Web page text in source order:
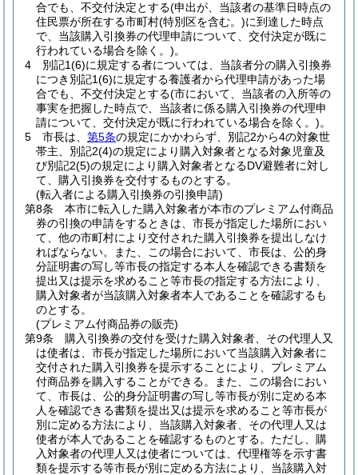
合でも、不交付決定とする(申出が、当該者の基準日時点の
住民票が所在する市町村(特別区を含む。)に到達した時点
で、当該購入引換券の代理申請について、交付決定が既に
行われている場合を除く。)。
4
別記1(6)に規定する者については、当該者分の購入引換券
につき別記1(6)に規定する養護者から代理申請があった場
合でも、不交付決定とする(市において、当該者の入所等の
事実を把握した時点で、当該者に係る購入引換券の代理申
請について、交付決定が既に行われている場合を除く。)。
5
市長は、 第5条の規定にかかわらず、別記2から4の対象世
帯主、別記2(4)の規定により購入対象者となる対象児童及
び別記2(5)の規定により購入対象者となるDV避難者に対し
て、購入引換券を交付するものとする。
(転入者による購入引換券の引換申請)
第8条
本市に転入した購入対象者が本市のプレミアム付商品
券の引換の申請をするときは、市長が指定した場所におい
て、他の市町村により交付された購入引換券を提出しなけ
ればならない。
また、この場合において、市長は、公的身
分証明書の写し等市長の指定する本人を確認できる書類を
提出又は提示を求めること等市長の指定する方法により、
購入対象者が当該購入対象者本人であることを確認するも
のとする。
(プレミアム付商品券の販売)
第9条
購入引換券の交付を受けた購入対象者、その代理人又
は使者は、市長が指定した場所において当該購入対象者に
交付された購入引換券を提示することにより、プレミアム
付商品券を購入することができる。
また、この場合におい
て、市長は、公的身分証明書の写し等市長が別に定める本
人を確認できる書類を提出又は提示を求めること等市長が
別に定める方法により、当該購入対象者、その代理人又は
使者が本人であることを確認するものとする。 ただし、購
入対象者の代理人又は使者については、代理権等を示す書
類を提示する等市長が別に定める方法により、当該購入対